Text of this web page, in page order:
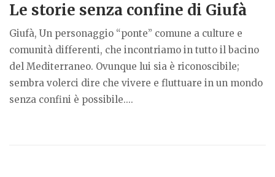
Le storie senza confine di Giufà
Giufà, Un personaggio “ponte” comune a culture e
comunità differenti, che incontriamo in tutto il bacino
del Mediterraneo. Ovunque lui sia è riconoscibile;
sembra volerci dire che vivere e fluttuare in un mondo
senza confini è possibile....